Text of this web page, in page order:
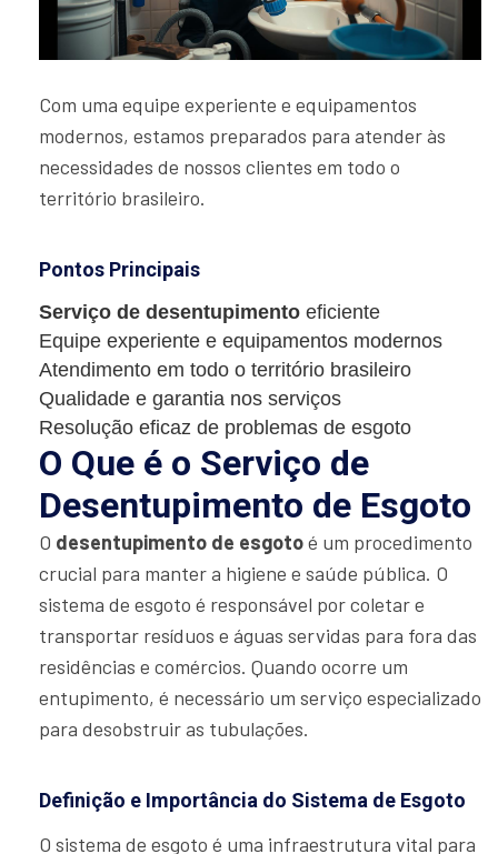
Com uma equipe experiente e equipamentos
modernos, estamos preparados para atender às
necessidades de nossos clientes em todo o
território brasileiro.
Pontos Principais
Serviço de desentupimento eficiente
Equipe experiente e equipamentos modernos
Atendimento em todo o território brasileiro
Qualidade e garantia nos serviços
Resolução eficaz de problemas de esgoto
O Que é o Serviço de
Desentupimento de Esgoto
O desentupimento de esgotoé um procedimento
crucial para manter a higiene e saúde pública. O
sistema de esgoto é responsável por coletar e
transportar resíduos e águas servidas para fora das
residências e comércios. Quando ocorre um
entupimento, é necessário um serviço especializado
para desobstruir as tubulações.
Definição e Importância do Sistema de Esgoto
O sistema de esgoto é uma infraestrutura vital para